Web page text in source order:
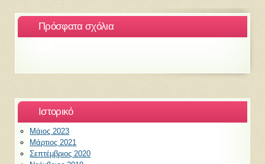
Πρόσφατα σχόλια
Ιστορικό
Μάιος 2023
Μάρτιος 2021
Σεπτέμβριος 2020